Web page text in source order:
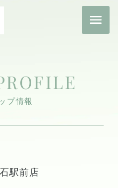
プ情報
駅前店